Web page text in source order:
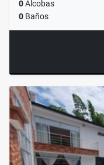
0Alcobas
0 Baños